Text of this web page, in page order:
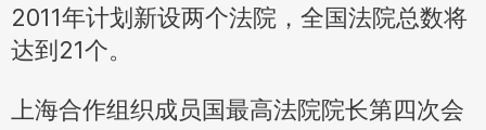
2011年计划新设两个法院，全国法院总数将
达到21个。
上海合作组织成员国最高法院院长第四次会